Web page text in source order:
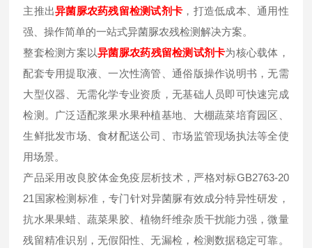
主推出异菌脲农药残留检测试剂卡 ，打造低成本、通用性
强、操作简单的一站式异菌脲农残检测解决方案。
整套检测方案以异菌脲农药残留检测试剂卡为核心载体，
配套专用提取液、一次性滴管、通俗版操作说明书，无需
大型仪器、无需化学专业资质，无基础人员即可快速完成
检测。广泛适配浆果水果种植基地、大棚蔬菜培育园区、
生鲜批发市场、食材配送公司、市场监管现场执法等全使
用场景。
产品采用改良胶体金免疫层析技术，严格对标GB2763-20
21国家检测标准，专门针对异菌脲有效成分特异性研发，
抗水果果蜡、蔬菜果胶、植物纤维杂质干扰能力强，微量
残留精准识别，无假阳性、无漏检，检测数据稳定可靠。